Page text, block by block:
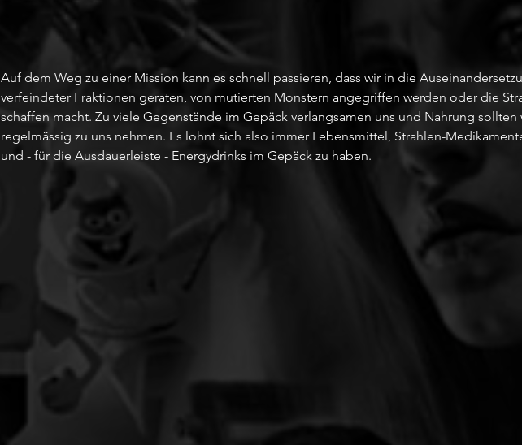
Auf dem Weg zu einer Mission kann es schnell passieren, dass wir in die
verfeindeter Fraktionen geraten, von mutierten Monstern angegriffen werden oder die
schaffen macht. Zu viele Gegenstände im Gepäck verlangsamen uns und Nahrung sollten
regelmässig zu uns nehmen. Es lohnt sich also immer Lebensmittel, Strahlen-
und - für die Ausdauerleiste - Energydrinks im Gepäck zu haben.